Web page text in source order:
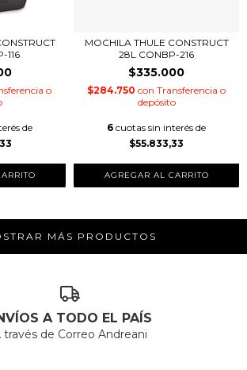
116
o
de
MOCHILA THULE CONSTRUCT
28L CONBP-216
$335.000
$284.750 con Transferencia o
depósito
6 cuotas sin interés de
$55.833,33
MÁS PRODUCTOS
A TODO EL PAÍS
través de Correo Andreani